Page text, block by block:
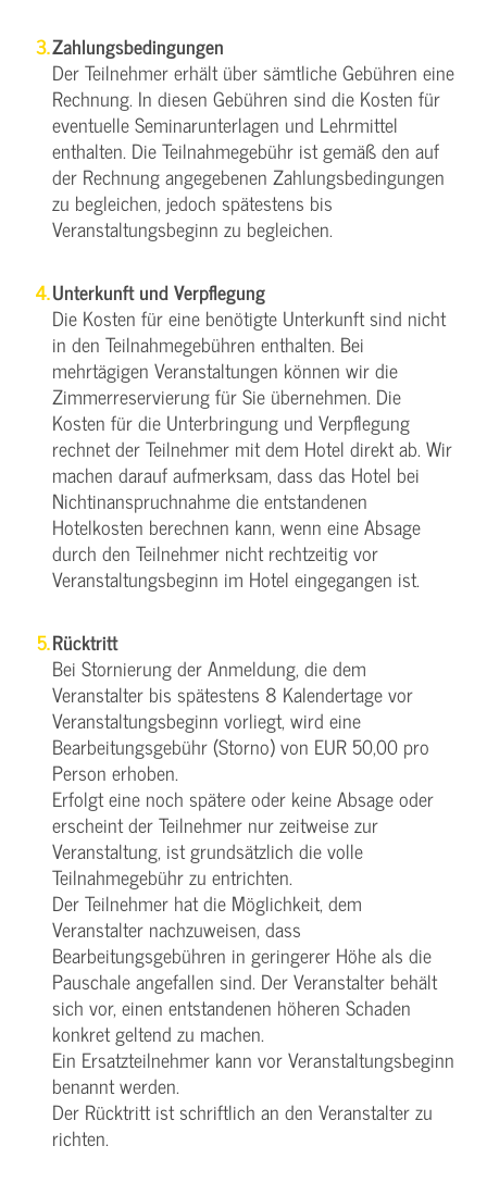
Zahlungsbedingungen
Der Teilnehmer erhält über sämtliche Gebühren eine
Rechnung. In diesen Gebühren sind die Kosten für
eventuelle Seminarunterlagen und Lehrmittel
enthalten. Die Teilnahmegebühr ist gemäß den auf
der Rechnung angegebenen Zahlungsbedingungen
zu begleichen, jedoch spätestens bis
Veranstaltungsbeginn zu begleichen.
Unterkunft und Verpflegung
Die Kosten für eine benötigte Unterkunft sind nicht
in den Teilnahmegebühren enthalten. Bei
mehrtägigen Veranstaltungen können wir die
Zimmerreservierung für Sie übernehmen. Die
Kosten für die Unterbringung und Verpflegung
rechnet der Teilnehmer mit dem Hotel direkt ab. Wir
machen darauf aufmerksam, dass das Hotel bei
Nichtinanspruchnahme die entstandenen
Hotelkosten berechnen kann, wenn eine Absage
durch den Teilnehmer nicht rechtzeitig vor
Veranstaltungsbeginn im Hotel eingegangen ist.
Rücktritt
Bei Stornierung der Anmeldung, die dem
Veranstalter bis spätestens 8 Kalendertage vor
Veranstaltungsbeginn vorliegt, wird eine
Bearbeitungsgebühr (Storno) von EUR 50,00 pro
Person erhoben.
Erfolgt eine noch spätere oder keine Absage oder
erscheint der Teilnehmer nur zeitweise zur
Veranstaltung, ist grundsätzlich die volle
Teilnahmegebühr zu entrichten.
Der Teilnehmer hat die Möglichkeit, dem
Veranstalter nachzuweisen, dass
Bearbeitungsgebühren in geringerer Höhe als die
Pauschale angefallen sind. Der Veranstalter behält
sich vor, einen entstandenen höheren Schaden
konkret geltend zu machen.
Ein Ersatzteilnehmer kann vor Veranstaltungsbeginn
benannt werden.
Der Rücktritt ist schriftlich an den Veranstalter zu
richten.